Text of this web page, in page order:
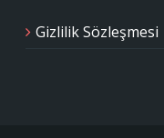
Gizlilik Sözleşmesi